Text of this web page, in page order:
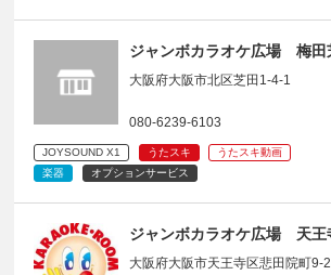
ジャンボカラオケ広場 梅
大阪府大阪市北区芝田1-4-1
080-6239-6103
JOYSOUND X1 うたスキ
うたスキ動画
楽器
オプションサービス
ジャンボカラオケ広場 天王
大阪府大阪市天王寺区悲田院町9-